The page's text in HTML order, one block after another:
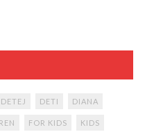
DETEJ DETI DIANA
FOR KIDS KIDS